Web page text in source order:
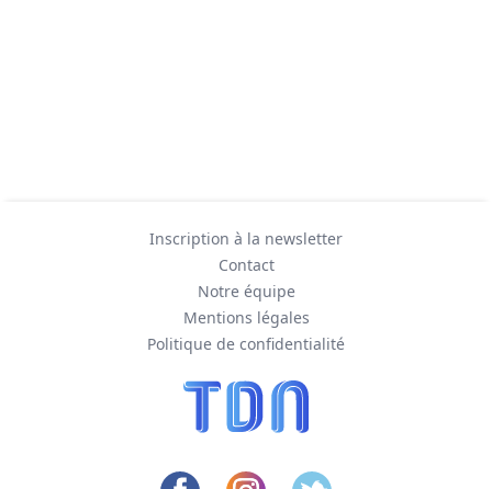
Inscription à la newsletter
Contact
Notre équipe
Mentions légales
Politique de confidentialité